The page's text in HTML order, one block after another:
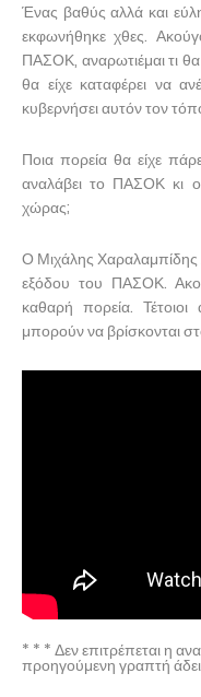
Ένας βαθύς αλλά και
εκφωνήθηκε χθες.
ΠΑΣΟΚ, αναρωτιέμαι τι
θα είχε καταφέρει να
κυβερνήσει αυτόν τον
Ποια πορεία θα είχε
αναλάβει το ΠΑΣΟΚ κι
χώρας;
Ο Μιχάλης Χαραλαμπίδης
εξόδου του ΠΑΣΟΚ.
καθαρή πορεία.
μπορούν να βρίσκονται
* * * Δεν επιτρέπεται η
προηγούμενη γραπτή